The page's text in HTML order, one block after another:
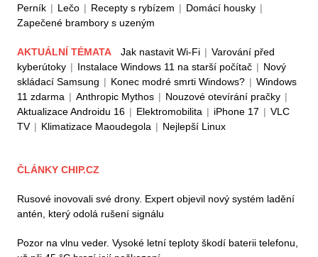
Perník | Lečo | Recepty s rybízem | Domácí housky |
Zapečené brambory s uzeným
AKTUÁLNÍ TÉMATA Jak nastavit Wi-Fi | Varování před
kyberútoky | Instalace Windows 11 na starší počítač | Nový
skládací Samsung | Konec modré smrti Windows? | Windows
11 zdarma | Anthropic Mythos | Nouzové otevírání pračky |
Aktualizace Androidu 16 | Elektromobilita | iPhone 17 | VLC
TV | Klimatizace Maoudegola | Nejlepší Linux
ČLÁNKY CHIP.CZ
Rusové inovovali své drony. Expert objevil nový systém ladění
antén, který odolá rušení signálu
Pozor na vlnu veder. Vysoké letní teploty škodí baterii telefonu,